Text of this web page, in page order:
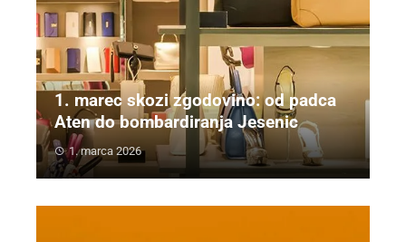
1. marec skozi zgodovino: od padca
Aten do bombardiranja Jesenic
1. marca 2026